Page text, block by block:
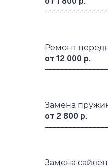
Ремонт
от 12 000 р.
Замена
от 2 800 р.
Замена